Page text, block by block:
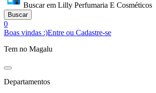
Buscar em Lilly Perfumaria E Cosméticos
Buscar
0
Boas vindas :)Entre ou Cadastre-se
Tem no Magalu
Departamentos